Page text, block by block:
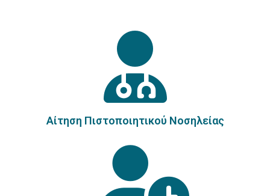
Αίτηση Πιστοποιητικού Νοσηλείας